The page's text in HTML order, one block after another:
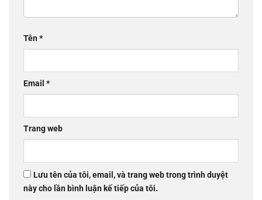
Tên*
Email *
Trang web
Lưu tên của tôi, email, và trang web trong trình duyệt
này cho lần bình luận kế tiếp của tôi.